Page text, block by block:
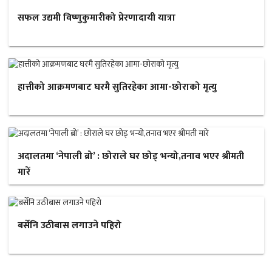
सफल उद्यमी विष्णुकुमारीको प्रेरणादायी यात्रा
हात्तीको आक्रमणबाट घरमै सुतिरहेका आमा-छोराको मृत्यु
अदालतमा ‘नेपाली ब्रो’ : छोराले घर छोड् भन्यो,तनाव भएर श्रीमती
मारें
बर्सेनि उठीबास लगाउने पहिरो